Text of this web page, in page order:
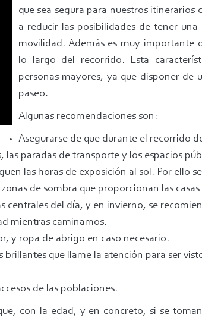
que sea segura para nuestros itinerarios
a reducir las posibilidades de tener
movilidad. Además es muy importante
lo largo del recorrido. Esta
personas mayores, ya que disponer de
paseo.
Algunas recomendaciones son:
Asegurarse de que durante el recorrido
las paradas de transporte y los espacios
las horas de exposición al sol. Por ello
de sombra que proporcionan las
del día, y en invierno, se
mientras caminamos.
y ropa de abrigo en caso necesario.
que llame la atención para ser
de las poblaciones.
con la edad, y en concreto, si se